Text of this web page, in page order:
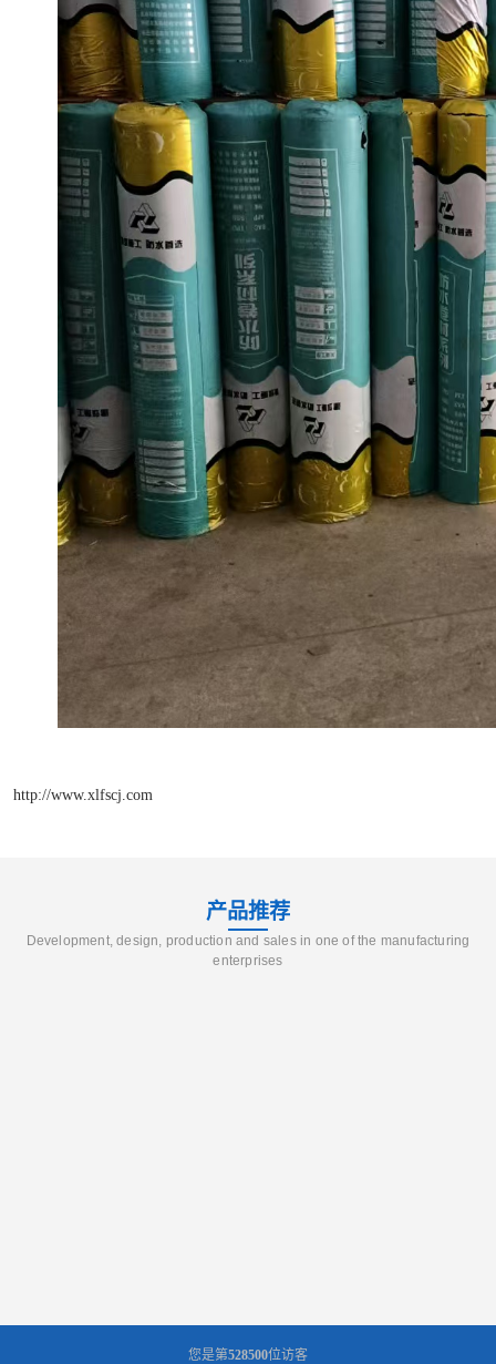
http://www.xlfscj.com
产品推荐
Development, design, production and sales in one of the manufacturing
enterprises
您是第528500位访客